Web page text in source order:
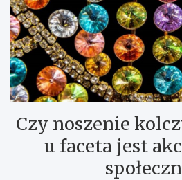
Czy noszenie
u faceta jest